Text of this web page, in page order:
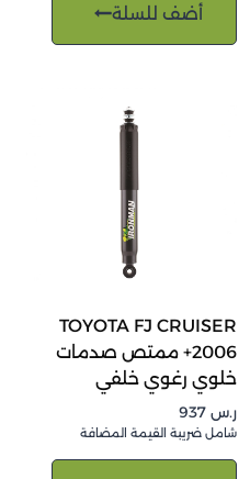
أضف للسلة
TOYOTA FJ CRUISER
2006+ ممتص صدمات
خلوي رغوي خلفي
ر.س
شامل ضريبة القيمة المضافة